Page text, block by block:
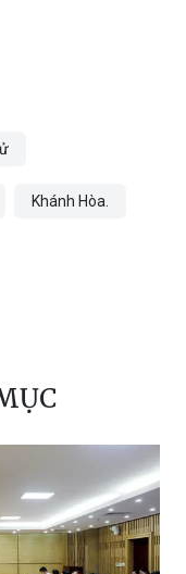
Khánh Hòa.